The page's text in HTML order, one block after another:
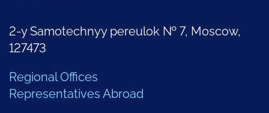
2-y Samotechnyy pereulok № 7, Moscow,
127473
Regional Offices
Representatives Abroad